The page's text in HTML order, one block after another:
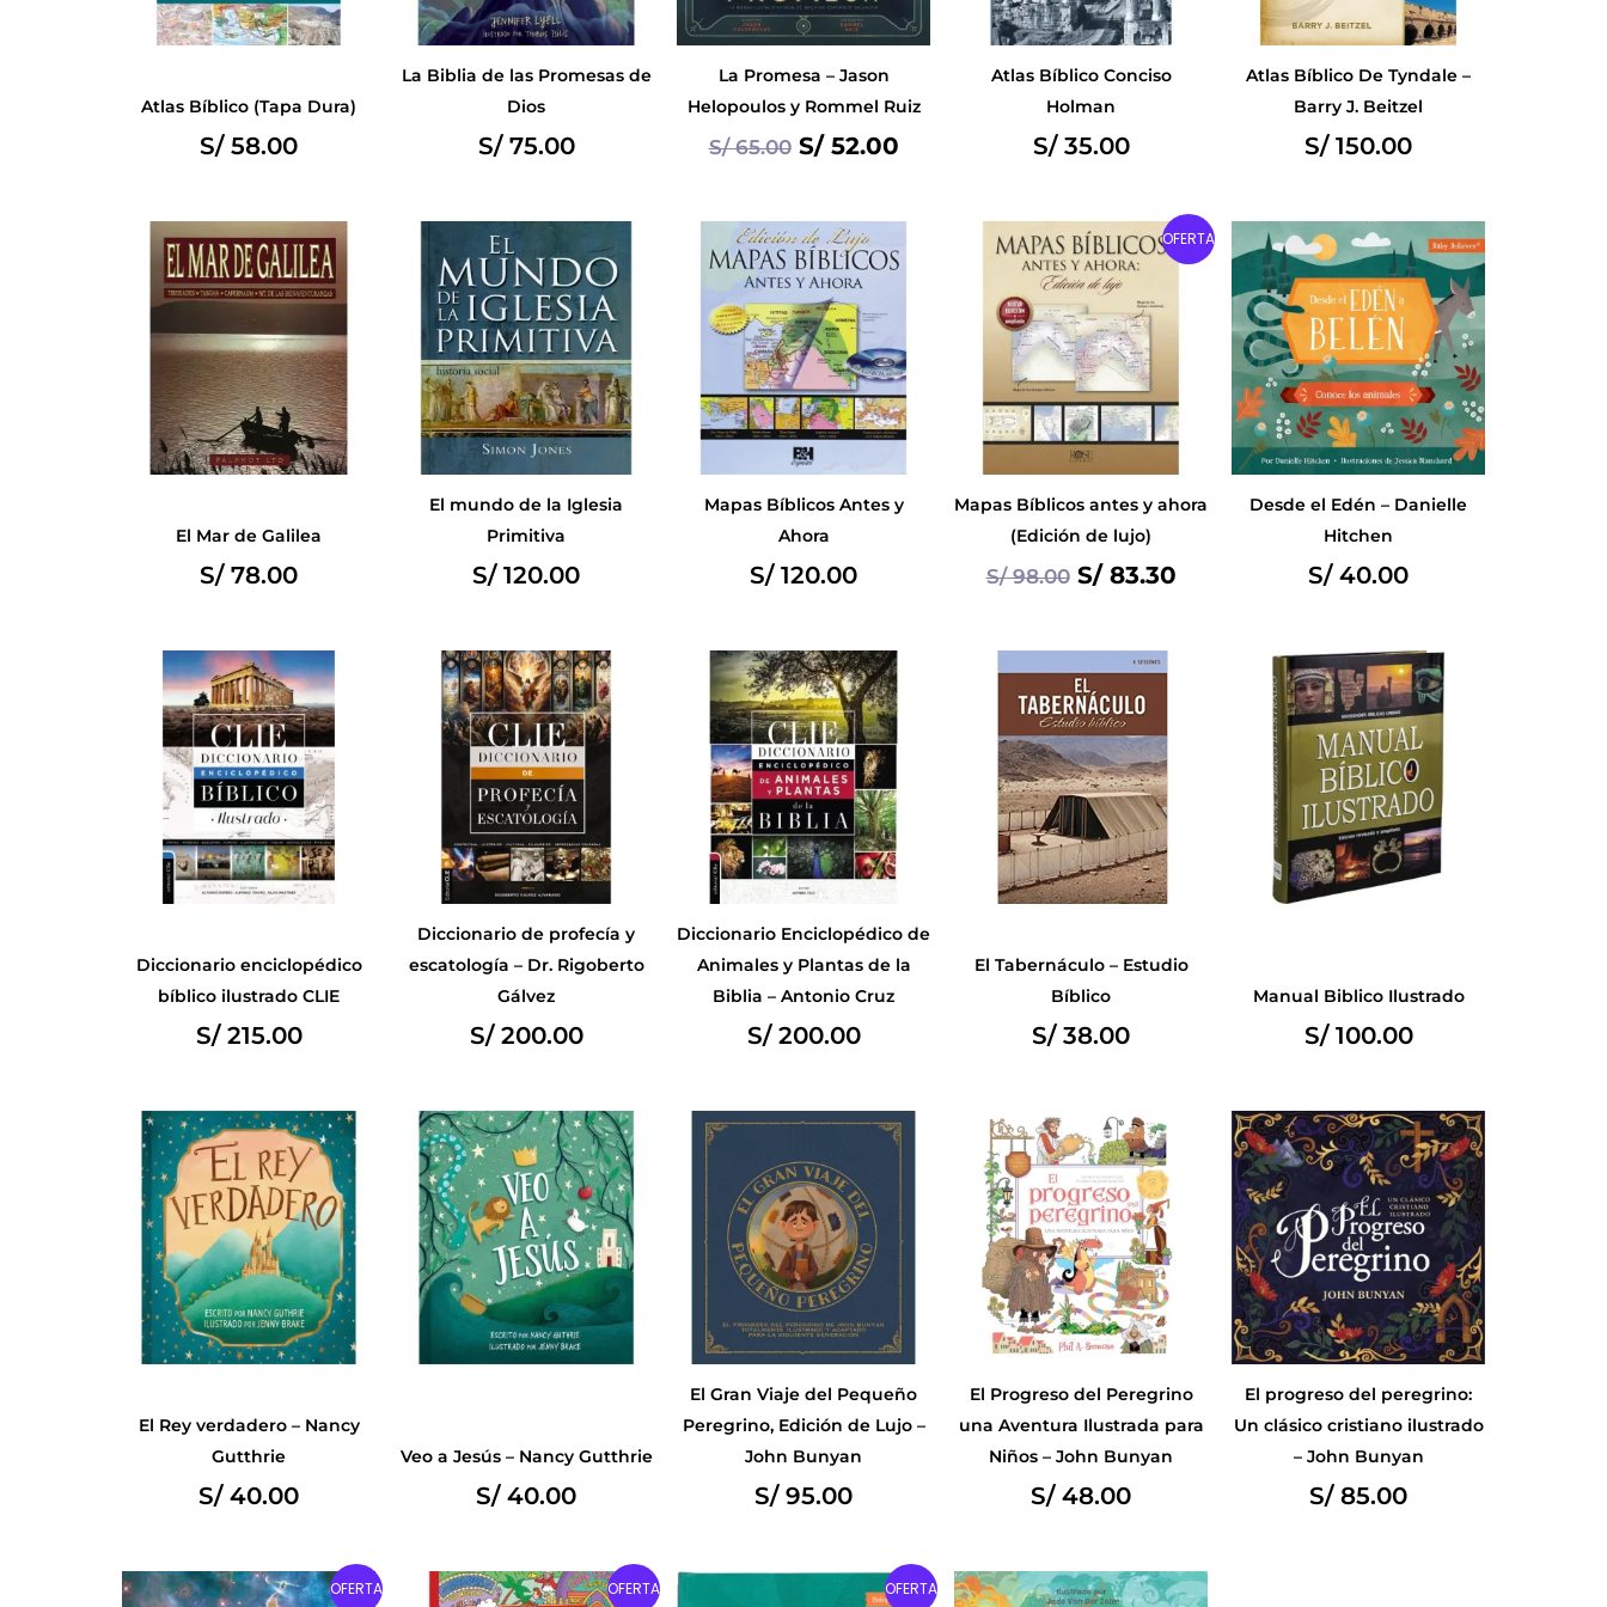
Atlas Bíblico (Tapa Dura)
S/58.00
La Biblia de las Promesas de
Dios
S/75.00
La Promesa – Jason
Helopoulos y Rommel Ruiz
S/65.00 S/52.00
Atlas Bíblico Conciso
Holman
S/35.00
Atlas Bíblico De Tyndale –
Barry J. Beitzel
S/150.00
El Mar de Galilea
S/78.00
El mundo de la Iglesia
Primitiva
S/120.00
Mapas Bíblicos Antes y
Ahora
S/120.00
OFERTA
Mapas Bíblicos antes y ahora
(Edición de lujo)
S/98.00
Original
price
was:
S/ 98.00.
S/83.30
Current
price
S/ 83.30.
Desde el Edén – Danielle
Hitchen
S/40.00
Diccionario enciclopédico
bíblico ilustrado CLIE
S/215.00
Diccionario de profecía y
escatología – Dr. Rigoberto
Gálvez
S/200.00
Diccionario Enciclopédico de
Animales y Plantas de la
Biblia – Antonio Cruz
S/200.00
El Tabernáculo – Estudio
Bíblico
S/38.00
Manual Biblico Ilustrado
S/100.00
El Rey verdadero – Nancy
Gutthrie
S/40.00
Veo a Jesús – Nancy Gutthrie
S/40.00
El Gran Viaje del Pequeño
Peregrino, Edición de Lujo –
John Bunyan
S/95.00
El Progreso del Peregrino
una Aventura Ilustrada para
Niños – John Bunyan
S/48.00
El progreso del peregrino:
Un clásico cristiano ilustrado
– John Bunyan
S/85.00
OFERTA
OriginalCurrent
OFERTA
OriginalCurrent
OFERTA
OriginalCurrent